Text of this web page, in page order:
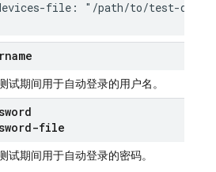
file: "/path/to/test-
试期间用于自动登录的用户名。
file
试期间用于自动登录的密码。